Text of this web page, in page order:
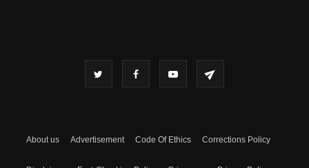
About us Advertisement Code Of Ethics Corrections Policy